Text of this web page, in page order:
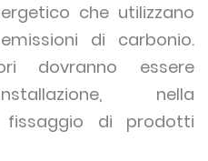
che utilizzano
di carbonio.
dovranno essere
nella
fissaggio di prodotti